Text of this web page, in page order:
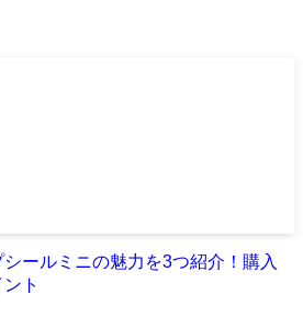
ールミニの魅力を3つ紹介！購入
ト